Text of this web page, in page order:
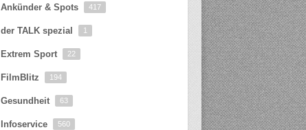
Ankünder & Spots 417
der TALK spezial 1
Extrem Sport 22
FilmBlitz 194
Gesundheit 63
Infoservice 560